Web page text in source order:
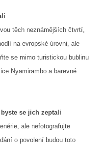
těch neznámějších čtvrtí,
na evropské úrovni, ale
se mimo turistickou bublinu
Nyamirambo a barevné
se jich zeptali
ale nefotografujte
o povolení budou toto